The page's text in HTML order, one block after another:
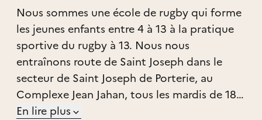
Nous sommes une école de rugby qui forme
les jeunes enfants entre 4 à 13 à la pratique
sportive du rugby à 13. Nous nous
entraînons route de Saint Joseph dans le
secteur de Saint Joseph de Porterie, au
Complexe Jean Jahan, tous les mardis de 18h
à 19h30.
En lire plus